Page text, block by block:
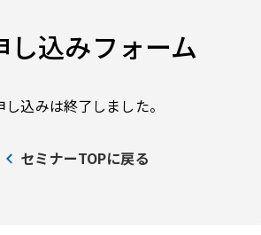
し込みフォーム
し込みは終了しました。
セミナーTOPに戻る